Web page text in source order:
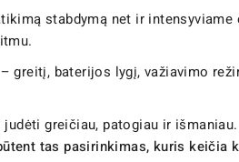
stabdymą net ir intensyviame
greitį, baterijos lygį, važiavimo
greičiau, patogiau ir
tas pasirinkimas, kuris keičia